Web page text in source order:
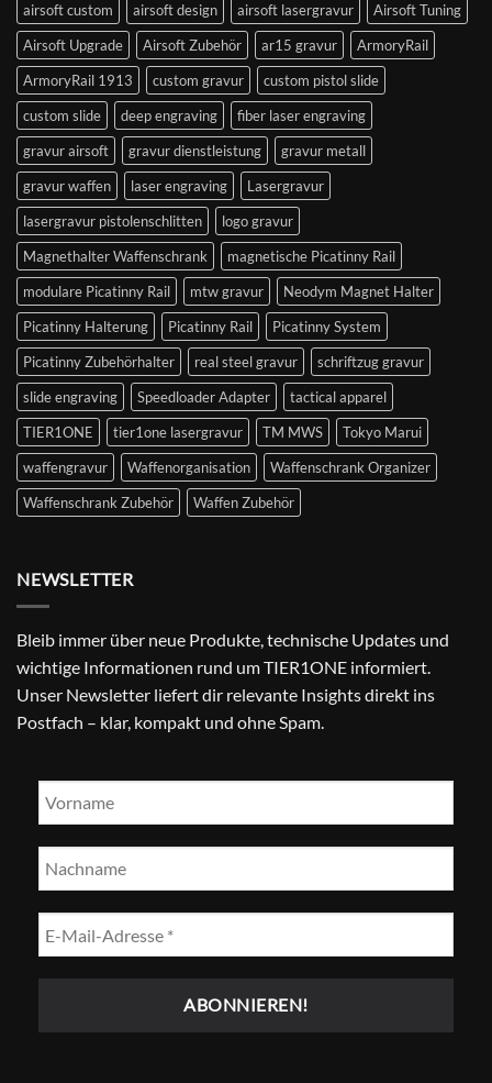
airsoft custom airsoft design airsoft lasergravur
Airsoft Tuning
Airsoft Upgrade
Airsoft Zubehör ar15 gravur
ArmoryRail
ArmoryRail 1913
custom gravur
custom pistol slide
custom slide
deep engraving
fiber laser engraving
gravur airsoft
gravur dienstleistung
gravur metall
gravur waffen
laser engraving
Lasergravur
lasergravur pistolenschlitten
logo gravur
Magnethalter Waffenschrank
magnetische Picatinny Rail
modulare Picatinny Rail
mtw gravur
Neodym Magnet Halter
Picatinny Halterung
Picatinny Rail
Picatinny System
Picatinny Zubehörhalter
real steel gravur
schriftzug gravur
slide engraving
Speedloader Adapter
tactical apparel
TIER1ONE
tier1one lasergravur TM MWS
Tokyo Marui
waffengravur
Waffenorganisation
Waffenschrank Organizer
Waffenschrank Zubehör
Waffen Zubehör
NEWSLETTER
Bleib immer über neue Produkte, technische Updates und
wichtige Informationen rund um TIER1ONE informiert.
Unser Newsletter liefert dir relevante Insights direkt ins
Postfach – klar, kompakt und ohne Spam.